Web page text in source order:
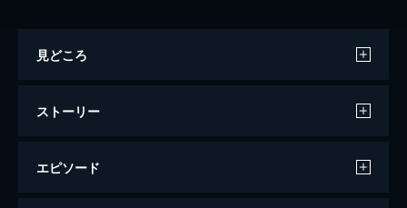
見どころ
ストーリー
エピソード